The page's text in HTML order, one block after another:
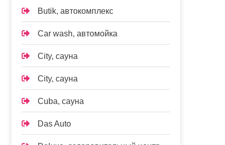
Butik, автокомплекс
Car wash, автомойка
City, сауна
City, сауна
Cuba, сауна
Das Auto